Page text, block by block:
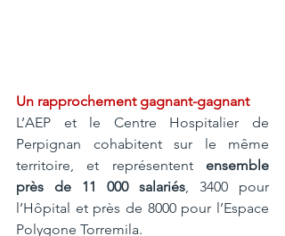
Un rapprochement gagnant-gagnant
L’AEP et le Centre Hospitalier de
Perpignan cohabitent sur le même
territoire, et représentent ensemble
près de 11 000 salariés, 3400 pour
l’Hôpital et près de 8000 pour l’Espace
Polygone Torremila.